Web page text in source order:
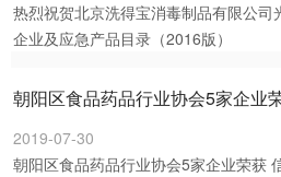
热烈祝贺北京洗得宝消毒制品有限公司
企业及应急产品目录（2016版）
朝阳区食品药品行业协会5家企业荣
2019-07-30
朝阳区食品药品行业协会5家企业荣获